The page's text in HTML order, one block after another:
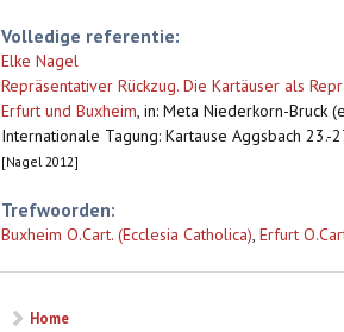
Volledige referentie:
Elke Nagel
Repräsentativer Rückzug. Die Kartäuser als
Erfurt und Buxheim, in: Meta Niederkorn-Bruck
Internationale Tagung: Kartause Aggsbach
[Nagel 2012]
Trefwoorden:
Buxheim O.Cart. (Ecclesia Catholica), Erfurt
Home